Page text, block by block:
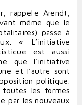
rappelle Arendt,
même que le
passe à
« L’initiative
est aussi
que l’initiative
et l’autre sont
politique.
les formes
par les nouveaux